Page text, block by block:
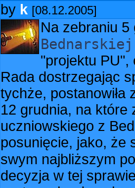
by k [08.12.2005]
Na zebraniu 5
Bednarskiej
"projektu PU",
Rada dostrzegając
tychże, postanowiła
12 grudnia, na które
uczniowskiego z
posunięcie, jako, że
swym najbliższym
decyzja w tej